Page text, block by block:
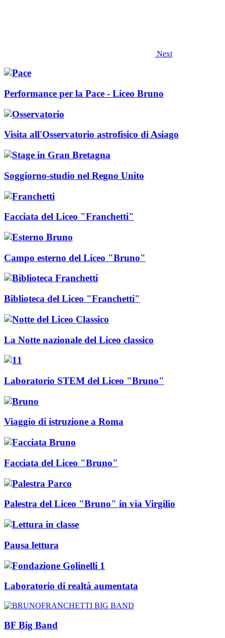
Next
Performance per la Pace - Liceo Bruno
Visita all'Osservatorio astrofisico di Asiago
Soggiorno-studio nel Regno Unito
Facciata del Liceo "Franchetti"
Campo esterno del Liceo "Bruno"
Biblioteca del Liceo "Franchetti"
La Notte nazionale del Liceo classico
Laboratorio STEM del Liceo "Bruno"
Viaggio di istruzione a Roma
Facciata del Liceo "Bruno"
Palestra del Liceo "Bruno" in via Virgilio
Pausa lettura
Laboratorio di realtà aumentata
BF Big Band